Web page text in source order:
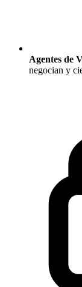
Agentes de
negocian y